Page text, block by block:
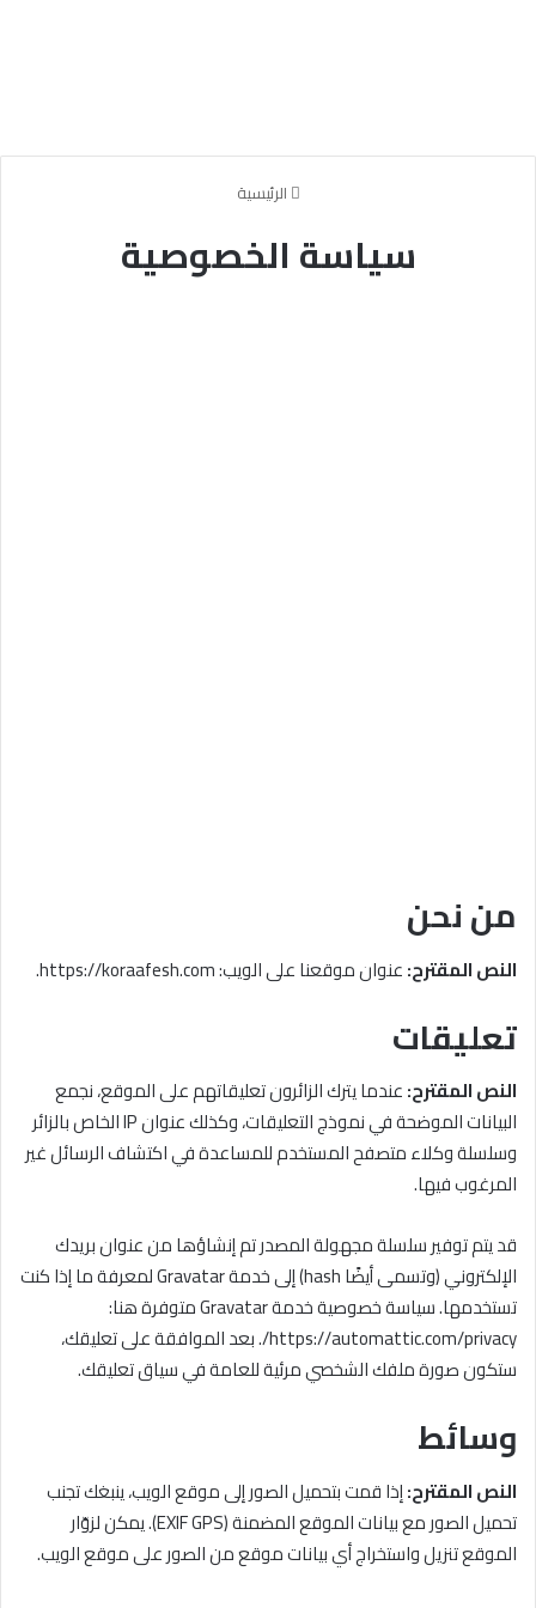
الرئيسية
سياسة الخصوصية
من نحن
النص المقترح:عنوان موقعنا على الويب: https://koraafesh.com.
تعليقات
النص المقترح:عندما يترك الزائرون تعليقاتهم على الموقع، نجمع
البيانات الموضحة في نموذج التعليقات، وكذلك عنوان IP الخاص بالزائر
وسلسلة وكلاء متصفح المستخدم للمساعدة في اكتشاف الرسائل غير
المرغوب فيها.
قد يتم توفير سلسلة مجهولة المصدر تم إنشاؤها من عنوان بريدك
الإلكتروني (وتسمى أيضًا hash) إلى خدمة Gravatar لمعرفة ما إذا كنت
تستخدمها. سياسة خصوصية خدمة Gravatar متوفرة هنا:
https://automattic.com/privacy/. بعد الموافقة على تعليقك،
ستكون صورة ملفك الشخصي مرئية للعامة في سياق تعليقك.
وسائط
النص المقترح:إذا قمت بتحميل الصور إلى موقع الويب، ينبغك تجنب
تحميل الصور مع بيانات الموقع المضمنة (EXIF GPS). يمكن لزوّار
الموقع تنزيل واستخراج أي بيانات موقع من الصور على موقع الويب.